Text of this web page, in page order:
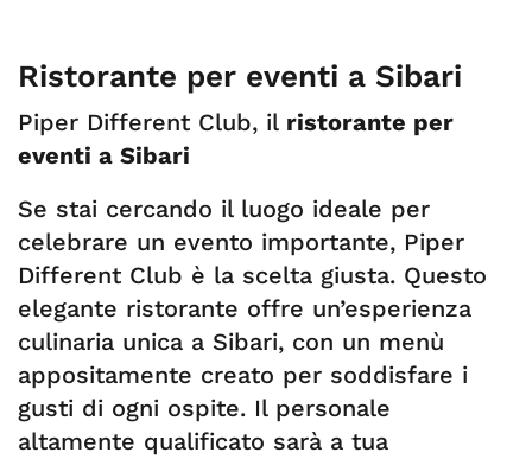
Ristorante per eventi a Sibari
Piper Different Club, il ristorante per
eventi a Sibari
Se stai cercando il luogo ideale per
celebrare un evento importante, Piper
Different Club è la scelta giusta. Questo
elegante ristorante offre un’esperienza
culinaria unica a Sibari, con un menù
appositamente creato per soddisfare i
gusti di ogni ospite. Il personale
altamente qualificato sarà a tua